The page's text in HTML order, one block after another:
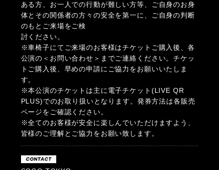
ある方、お一人での行動が難しい方等、ご自身のお身
体とその関係者の方々の安全を第一に、ご自身の判断
のもとご来場をご検
討ください。
※車椅子にてご来場のお客様はチケットご購入後、各
公演の＜お問い合わせ＞までご連絡ください。チケッ
トご購入後、早めの申請にご協力をお願いいたしま
す。
※本公演のチケットは主に電子チケット(LIVE QR
PLUS)でのお取り扱いとなります。発券方法は各販売
ページをご確認ください。
※全てのお客様が安全に楽しんでいただけますよう、
皆様のご理解とご協力をお願い致します。
CONTACT